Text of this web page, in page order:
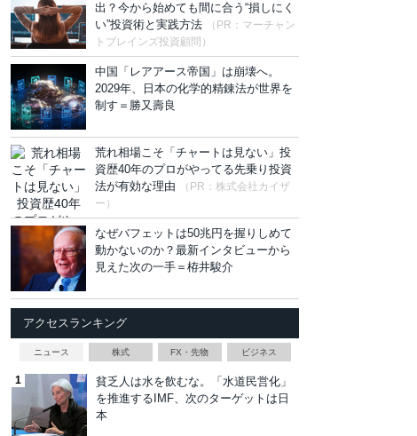
出？今から始めても間に合う“損しにく
い”投資術と実践方法
（PR：マーチャン
トブレインズ投資顧問）
中国「レアアース帝国」は崩壊へ。
2029年、日本の化学的精錬法が世界を
制す＝勝又壽良
荒れ相場こそ「チャートは見ない」投
資歴40年のプロがやってる先乗り投資
法が有効な理由
（PR：株式会社カイザ
ー）
なぜバフェットは50兆円を握りしめて
動かないのか？最新インタビューから
見えた次の一手＝栫井駿介
アクセスランキング
ニュース 株式 FX・先物 ビジネス
貧乏人は水を飲むな。「水道民営化」
を推進するIMF、次のターゲットは日
本